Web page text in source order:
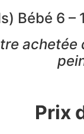
Bébé 6 –
achetée
Prix